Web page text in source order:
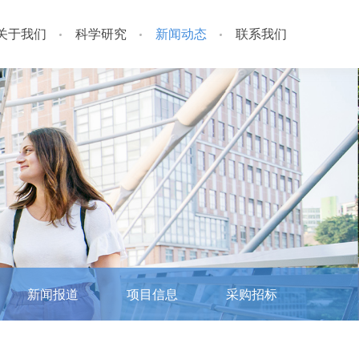
于我们 科学研究 新闻动态 联系我们
新闻报道 项目信息 采购招标